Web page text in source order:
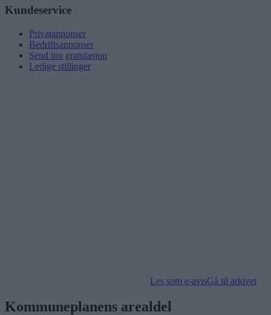
Kundeservice
Privatannonser
Bedriftsannonser
Send inn gratulasjon
Ledige stillinger
Les som e-avisGå til arkivet
Kommuneplanens arealdel